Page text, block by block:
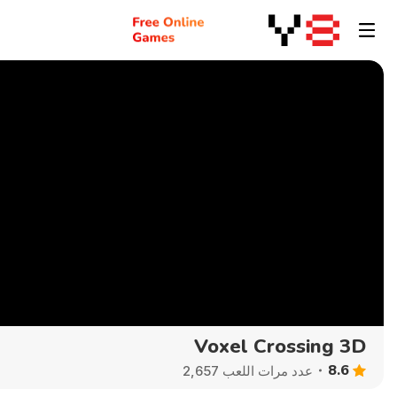
Voxel Crossing 3D
8.6 عدد مرات اللعب 2,657